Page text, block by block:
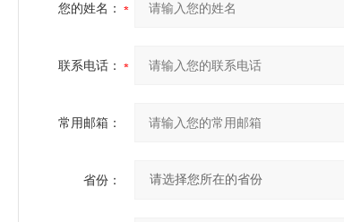
您的姓名：
联系电话：
常用邮箱：
省份：